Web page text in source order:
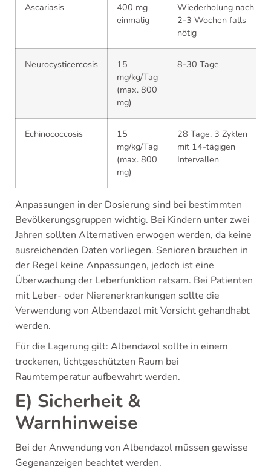
Ascariasis
400 mg
einmalig
Wiederholung nach
2-3 Wochen falls
nötig
Neurocysticercosis
15
mg/kg/Tag
(max. 800
mg)
8-30 Tage
Echinococcosis
15
mg/kg/Tag
(max. 800
mg)
28 Tage, 3 Zyklen
mit 14-tägigen
Intervallen
Anpassungen in der Dosierung sind bei bestimmten
Bevölkerungsgruppen wichtig. Bei Kindern unter zwei
Jahren sollten Alternativen erwogen werden, da keine
ausreichenden Daten vorliegen. Senioren brauchen in
der Regel keine Anpassungen, jedoch ist eine
Überwachung der Leberfunktion ratsam. Bei Patienten
mit Leber- oder Nierenerkrankungen sollte die
Verwendung von Albendazol mit Vorsicht gehandhabt
werden.
Für die Lagerung gilt: Albendazol sollte in einem
trockenen, lichtgeschützten Raum bei
Raumtemperatur aufbewahrt werden.
E) Sicherheit &
Warnhinweise
Bei der Anwendung von Albendazol müssen gewisse
Gegenanzeigen beachtet werden.